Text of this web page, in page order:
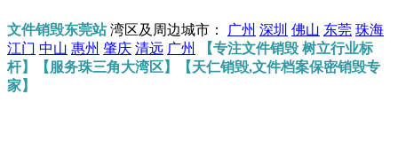
文件销毁东莞站湾区及周边城市： 广州 深圳 佛山 东莞 珠海
江门 中山 惠州 肇庆 清远 广州
【专注文件销毁 树立行业标
杆】【服务珠三角大湾区】【天仁销毁,文件档案保密销毁专
家】